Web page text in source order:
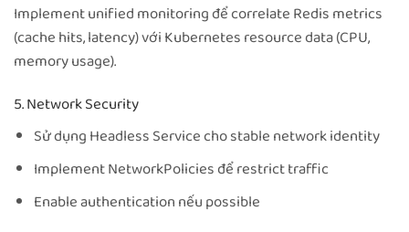
Implement unified monitoring để correlate Redis metrics
(cache hits, latency) với Kubernetes resource data (CPU,
memory usage).
5. Network Security
Sử dụng Headless Service cho stable network identity
Implement NetworkPolicies để restrict traffic
Enable authentication nếu possible